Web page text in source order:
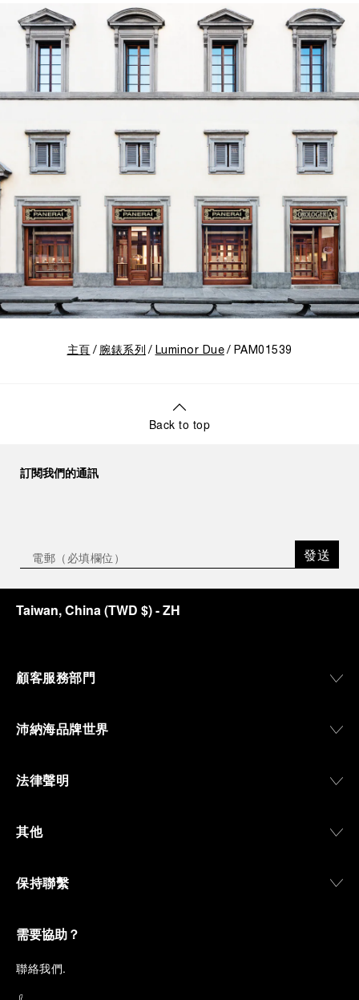
主頁 腕錶系列 Luminor Due PAM01539
Back to top
訂閱我們的通訊
發送
Taiwan, China(TWD $)- ZH
顧客服務部門
沛納海品牌世界
法律聲明
其他
保持聯繫
需要協助？
聯絡我們.